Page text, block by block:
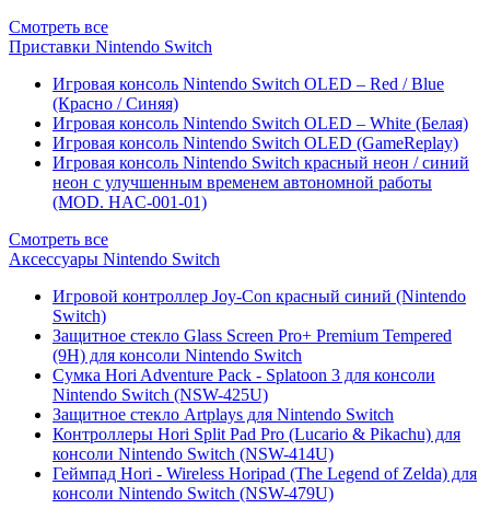
Смотреть все
Приставки Nintendo Switch
Игровая консоль Nintendo Switch OLED – Red / Blue
(Красно / Синяя)
Игровая консоль Nintendo Switch OLED – White (Белая)
Игровая консоль Nintendo Switch OLED (GameReplay)
Игровая консоль Nintendo Switch красный неон / синий
неон с улучшенным временем автономной работы
(MOD. HAC-001-01)
Смотреть все
Аксессуары Nintendo Switch
Игровой контроллер Joy-Con красный синий (Nintendo
Switch)
Защитное стекло Glass Screen Pro+ Premium Tempered
(9H) для консоли Nintendo Switch
Сумка Hori Adventure Pack - Splatoon 3 для консоли
Nintendo Switch (NSW-425U)
Защитное стекло Artplays для Nintendo Switch
Контроллеры Hori Split Pad Pro (Lucario & Pikachu) для
консоли Nintendo Switch (NSW-414U)
Геймпад Hori - Wireless Horipad (The Legend of Zelda) для
консоли Nintendo Switch (NSW-479U)